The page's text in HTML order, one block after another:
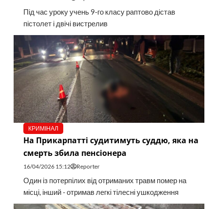
Під час уроку учень 9-го класу раптово дістав
пістолет і двічі вистрелив
КРИМІНАЛ
На Прикарпатті судитимуть суддю, яка на
смерть збила пенсіонера
16/04/2026 15:12 Reporter
Один із потерпілих від отриманих травм помер на
місці, інший - отримав легкі тілесні ушкодження